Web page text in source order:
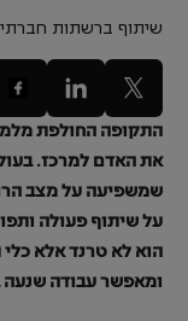
התקופה החולפת
את האדם למרכז.
שמשפיעה על מצב
על שיתוף פעולה
הוא לא טרנד אלא
ומאפשר עבודה שנעה
שיתוף ברשתות